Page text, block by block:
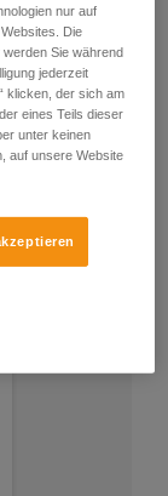
nur auf
Die
Sie während
jederzeit
klicken, der sich am
eines Teils dieser
unter keinen
auf unsere Website